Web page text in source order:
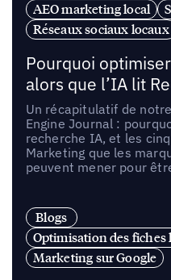
AEO marketing local
Réseaux sociaux locaux
Pourquoi
alors que l’IA lit
Un récapitulatif de
Engine Journal :
recherche IA, et les
Marketing que les
peuvent mener pour
Blogs
Optimisation des fiches
Marketing sur Google